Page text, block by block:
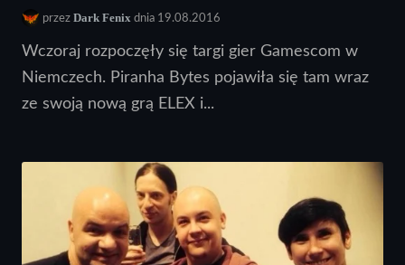
przez Dark Fenix dnia 19.08.2016
Wczoraj rozpoczęły się targi gier Gamescom w
Niemczech. Piranha Bytes pojawiła się tam wraz
ze swoją nową grą ELEX i...